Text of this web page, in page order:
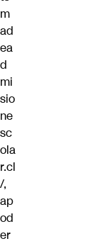
m
ad
ea
d
mi
sio
ne
sc
ola
r.cl
/,
ap
od
er